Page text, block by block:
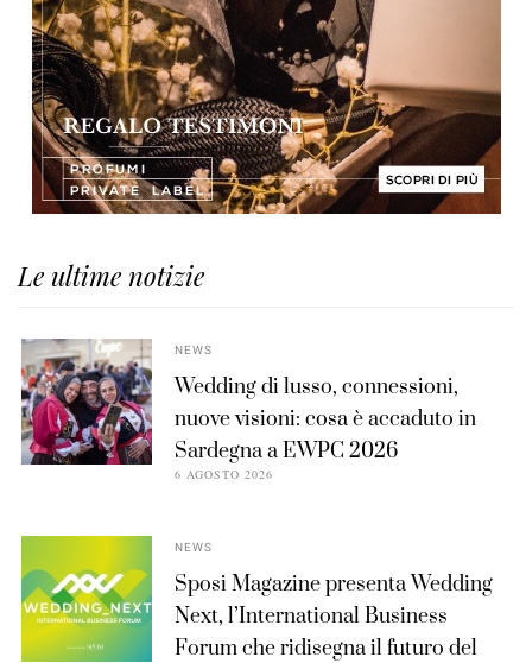
Le ultime notizie
NEWS
Wedding di lusso, connessioni,
nuove visioni: cosa è accaduto in
Sardegna a EWPC 2026
6 AGOSTO 2026
NEWS
Sposi Magazine presenta Wedding
Next, l’International Business
Forum che ridisegna il futuro del